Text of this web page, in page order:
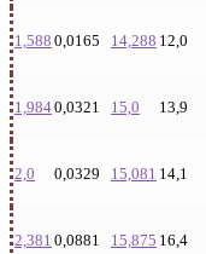
1,588 0,0165 14,288 12,0
1,9840,0321 15,0 13,9
2,0 0,0329 15,081 14,1
2,381 0,0881 15,875 16,4